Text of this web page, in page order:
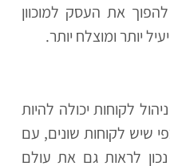
את העסק למוכוון
יותר ומוצלח יותר.
לקוחות יכולה להיות
שיש לקוחות שונים, עם
לראות גם את עולם